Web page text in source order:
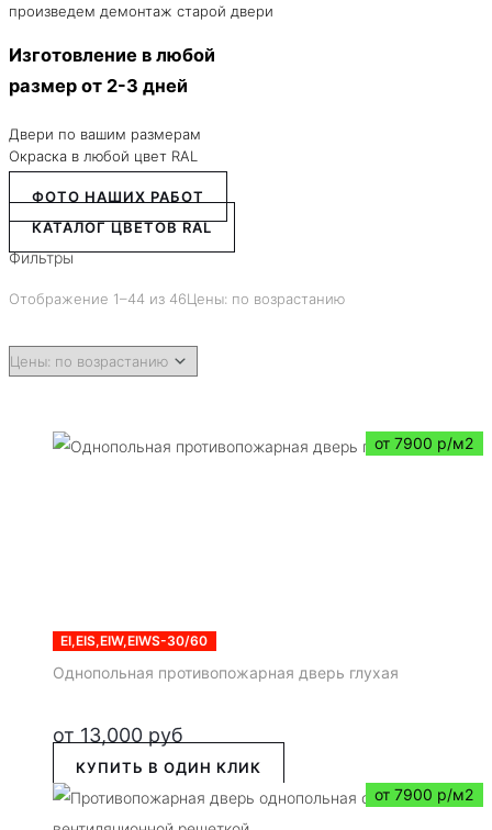
произведем демонтаж старой двери
Изготовление в любой
размер от 2-3 дней
Двери по вашим размерам
Окраска в любой цвет RAL
ФОТО НАШИХ РАБОТ
КАТАЛОГ ЦВЕТОВ RAL
Фильтры
Отображение 1–44 из 46Цены: по возрастанию
от 7900 р/м2
EI,EIS,EIW,EIWS-30/60
Однопольная противопожарная дверь глухая
от 13,000 руб
КУПИТЬ В ОДИН КЛИК
от 7900 р/м2